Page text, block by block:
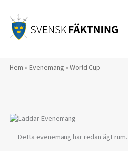
innehåll
Hem » Evenemang » World Cup
Detta evenemang har redan ägt rum.